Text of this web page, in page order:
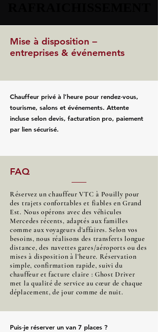
Mise à disposition –
entreprises & événements
Chauffeur privé à l’heure pour rendez‑vous,
tourisme, salons et événements. Attente
incluse selon devis, facturation pro, paiement
par lien sécurisé.
FAQ
Réservez un chauffeur VTC à Pouilly pour
des trajets confortables et fiables en Grand
Est. Nous opérons avec des véhicules
Mercedes récents, adaptés aux familles
comme aux voyageurs d’affaires. Selon vos
besoins, nous réalisons des transferts longue
distance, des navettes gares/aéroports ou des
mises à disposition à l’heure. Réservation
simple, confirmation rapide, suivi du
chauffeur et facture claire : Ghost Driver
met la qualité de service au cœur de chaque
déplacement, de jour comme de nuit.
Puis‑je réserver un van 7 places ?